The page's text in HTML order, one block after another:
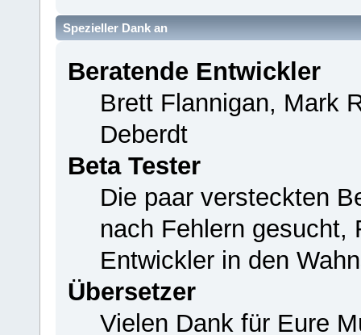
Spezieller Dank an
Beratende Entwickler
Brett Flannigan, Mark
Deberdt
Beta Tester
Die paar versteckten
nach Fehlern gesucht,
Entwickler in den
Übersetzer
Vielen Dank für Eure